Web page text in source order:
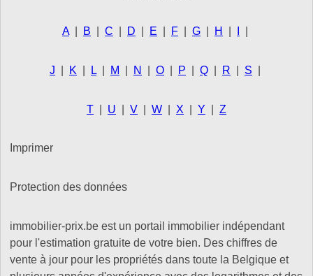
A B C D E F G H
J K L M N O P Q R S
T U V W X Y Z
Imprimer
Protection des données
immobilier-prix.be est un portail immobilier indépendant
pour l'estimation gratuite de votre bien. Des chiffres de
vente à jour pour les propriétés dans toute la Belgique et